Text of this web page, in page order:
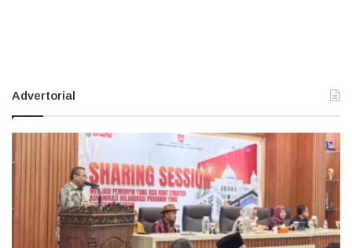
Advertorial